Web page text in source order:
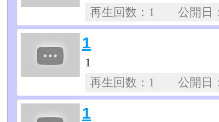
再生回数：1 公開
1
1
再生回数：1 公開
1